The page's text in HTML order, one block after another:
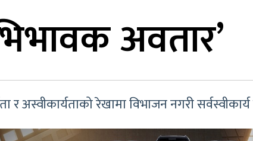
अवतार’
अस्वीकार्यताको रेखामा विभाजन नगरी सर्वस्वीकार्य